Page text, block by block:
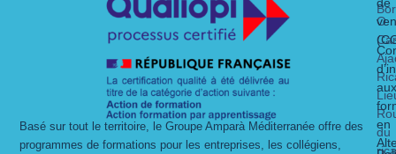
Basé sur tout le territoire, le Groupe Amparà Méditerranée offre des
programmes de formations pour les entreprises, les collégiens,
O
du
aux
en